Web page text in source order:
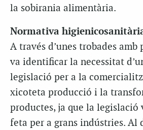
la sobirania alimentària.
Normativa
A través d’unes trobades amb
va identificar la necessitat
legislació per a la
xicoteta producció i la
productes, ja que la legislació
feta per a grans indústries. Al